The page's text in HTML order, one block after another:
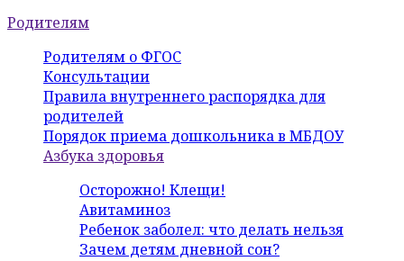
Родителям
Родителям о ФГОС
Консультации
Правила внутреннего распорядка для
родителей
Порядок приема дошкольника в МБДОУ
Азбука здоровья
Осторожно! Клещи!
Авитаминоз
Ребенок заболел: что делать нельзя
Зачем детям дневной сон?